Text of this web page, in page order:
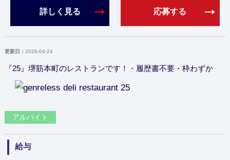
詳しく見る 応募する
更新日： 2026-04-24
『25』堺筋本町のレストランです！・履歴書不要・枠わずか
アルバイト
給与